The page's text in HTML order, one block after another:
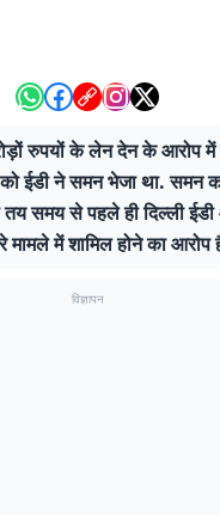
रुपयों के लेन देन के आरोप में
ईडी ने समन भेजा था. समन
तय समय से पहले ही दिल्ली
मामले में शामिल होने का आरोप
विज्ञापन